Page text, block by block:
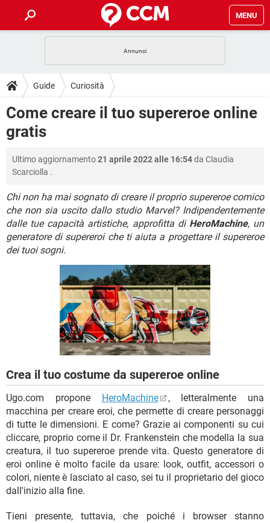
MENU
INTRATTENIMENTO
iOS WINDOWS 10
INSTAGRAM
HARDWARE
GUIDE
COVID-19
INTRATTENIMENTO ANDROID
iOS
INSTAGRAM WHATSAPP
HARDWARE
DOWNLOAD
COVID-19
iOS
INSTAGRAM WHATSAPP
TIKTOK FACEBOOK
HARDWARE
FORUM
COVID-19 GAMING
iOS WINDOWS 10
INSTAGRAM WHATSAPP
TIKTOK FACEBOOK
GLOSSARIO
COVID-19 GAMING
INTRATTENIMENTO ANDROID
iOS WINDOWS 10
INSTAGRAM
FACEBOOK
Guide Curiosità
Come creare il tuo supereroe online
gratis
Ultimo aggiornamento21 aprile 2022 alle 16:54da Claudia
Scarciolla .
Chi non ha mai sognato di creare il proprio supereroe comico
che non sia uscito dallo studio Marvel? Indipendentemente
dalle tue capacità artistiche, approfitta di HeroMachine, un
generatore di supereroi che ti aiuta a progettare il supereroe
dei tuoi sogni.
Crea il tuo costume da supereroe online
Ugo.com propone HeroMachine
, letteralmente una
macchina per creare eroi, che permette di creare personaggi
di tutte le dimensioni. E come? Grazie ai componenti su cui
cliccare, proprio come il Dr. Frankenstein che modella la sua
creatura, il tuo supereroe prende vita. Questo generatore di
eroi online è molto facile da usare: look, outfit, accessori o
colori, niente è lasciato al caso, sei tu il proprietario del gioco
dall'inizio alla fine.
Tieni presente, tuttavia, che poiché i browser stanno